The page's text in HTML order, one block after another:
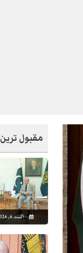
مقبول ترین
اگست 6, 2026
09:00
35°C
10:00
37°C
11:00